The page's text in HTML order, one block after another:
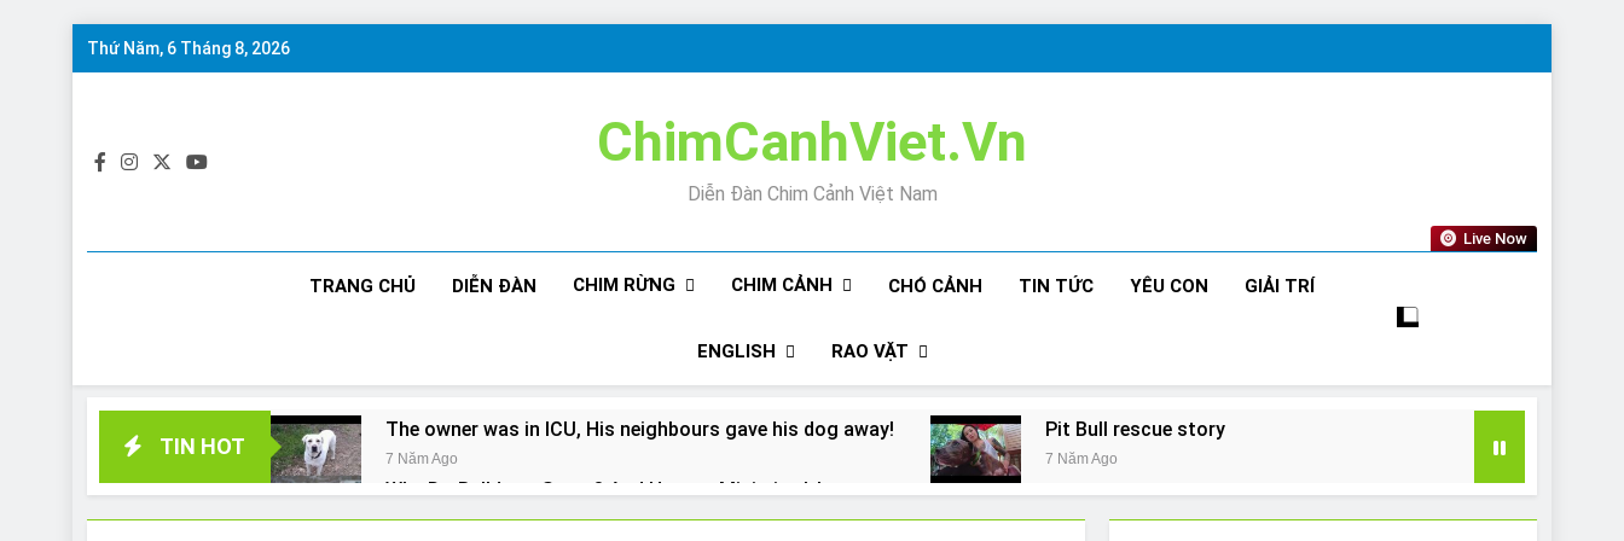
Skip
Thứ Năm, 6 Tháng 8, 2026
ChimCanhViet.Vn
Diễn Đàn Chim Cảnh Việt Nam
Live Now
TRANG CHỦ DIỄN ĐÀN CHIM RỪNG CHIM CẢNH CHÓ CẢNH TIN TỨC YÊU CON GIẢI TRÍ
ENGLISH RAO VẶT
TIN HOT
The owner was in ICU, His neighbours gave his dog away!
7 Năm Ago
Pit Bull rescue story
7 Năm Ago
Why Do Bulldogs Snore? And How to Minimize It!
7 Năm Ago